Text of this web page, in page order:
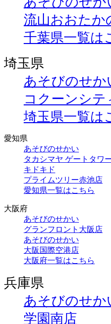
流山おおたか
千葉県一覧は
埼玉県
あそびのせか
コクーンシ
埼玉県一覧は
愛知県
あそびのせかい
タカシマヤ ゲートタワ
キドキド
プライムツリー赤池店
愛知県一覧はこちら
大阪府
あそびのせかい
グランフロント大阪店
あそびのせかい
大阪国際空港店
大阪府一覧はこちら
兵庫県
あそびのせか
学園南店